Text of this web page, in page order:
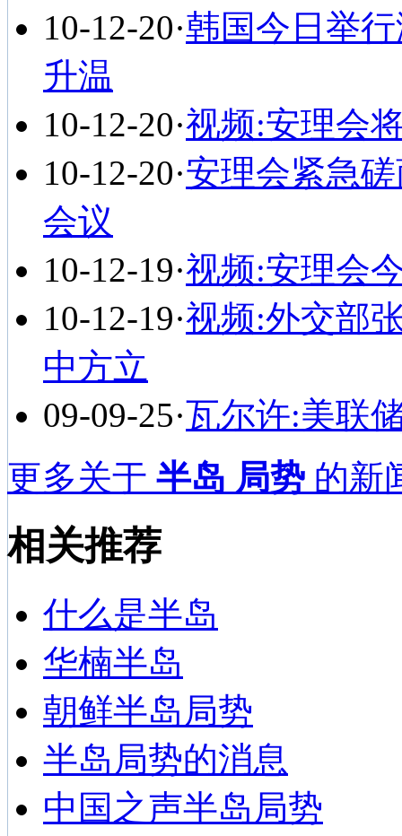
10-12-20·韩国今日举
升温
10-12-20·视频:安理会
10-12-20·安理会紧急
会议
10-12-19·视频:安理会
10-12-19·视频:外交部
中方立
09-09-25·瓦尔许:美联
更多关于 半岛 局势 的新
相关推荐
什么是半岛
华楠半岛
朝鲜半岛局势
半岛局势的消息
中国之声半岛局势